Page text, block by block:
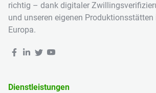
richtig – dank digitaler
und unseren eigenen Produktionsstätten
Europa.
Dienstleistungen